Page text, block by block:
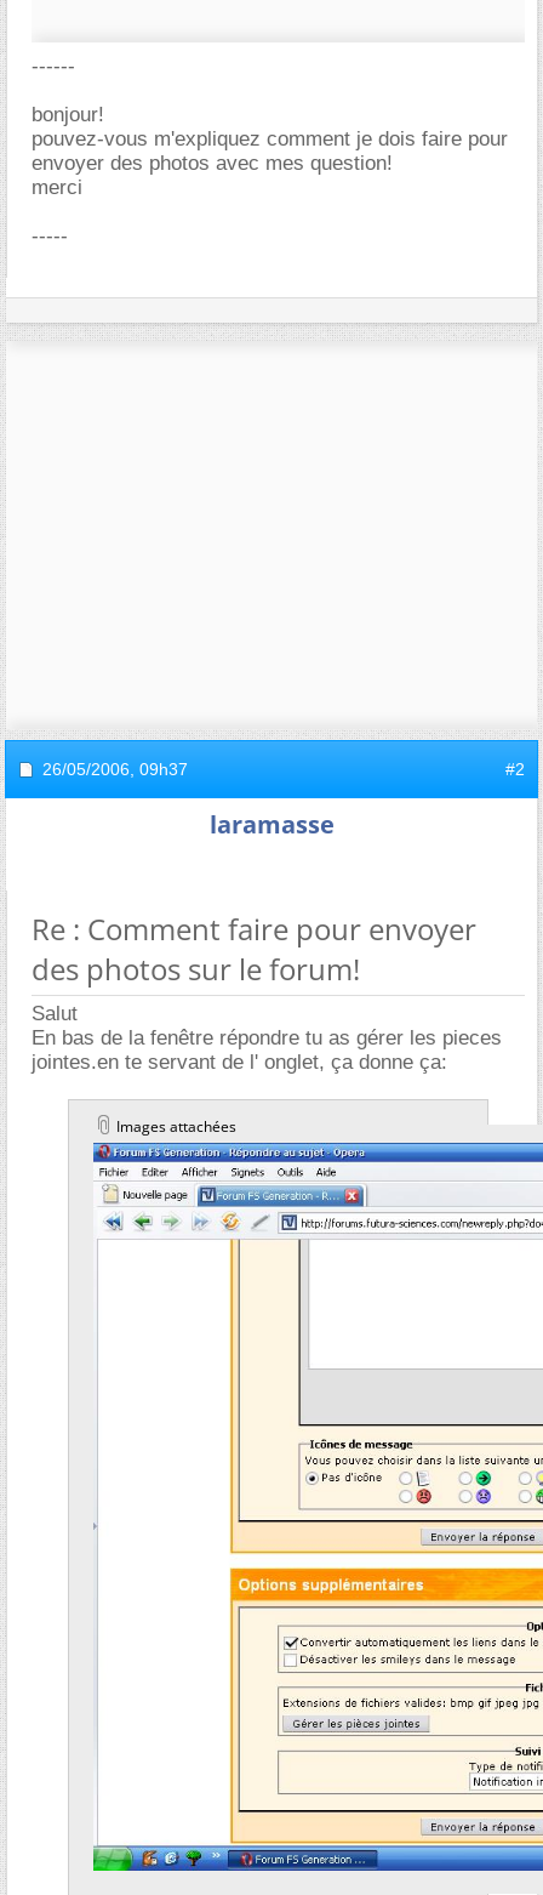
------
bonjour!
pouvez-vous m'expliquez comment je dois faire pour
envoyer des photos avec mes question!
merci
-----
26/05/2006, 09h37 #2
laramasse
Re : Comment faire pour envoyer
des photos sur le forum!
Salut
En bas de la fenêtre répondre tu as gérer les pieces
jointes.en te servant de l' onglet, ça donne ça:
Images attachées